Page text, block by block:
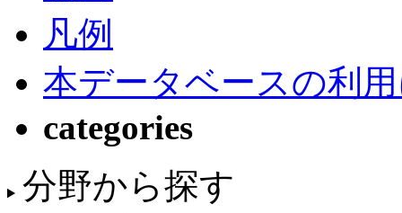
凡例
本データベースの利
categories
分野から探す